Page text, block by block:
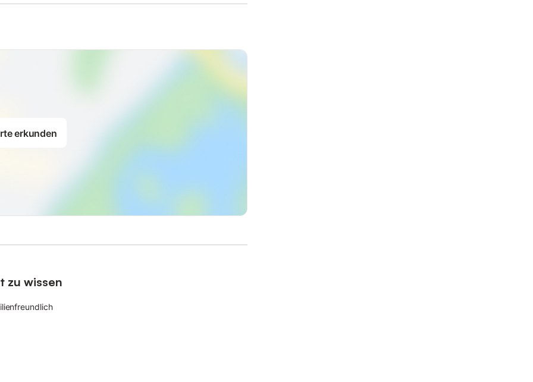
erkunden
zu wissen